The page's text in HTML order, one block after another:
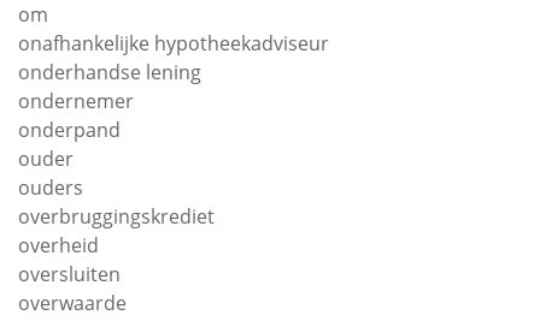
om
onafhankelijke hypotheekadviseur
onderhandse lening
ondernemer
onderpand
ouder
ouders
overbruggingskrediet
overheid
oversluiten
overwaarde